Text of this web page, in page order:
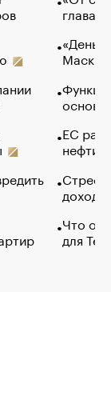
глава
Маск в
основ
ЕС
нефти
Что
для